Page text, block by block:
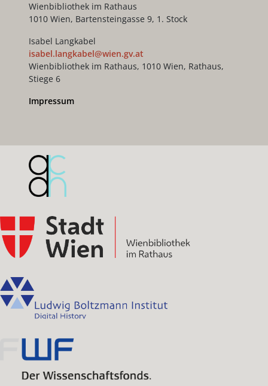
Wienbibliothek im Rathaus
1010 Wien, Bartensteingasse 9, 1. Stock
Isabel Langkabel
isabel.langkabel@wien.gv.at
Wienbibliothek im Rathaus, 1010 Wien, Rathaus,
Stiege 6
Impressum